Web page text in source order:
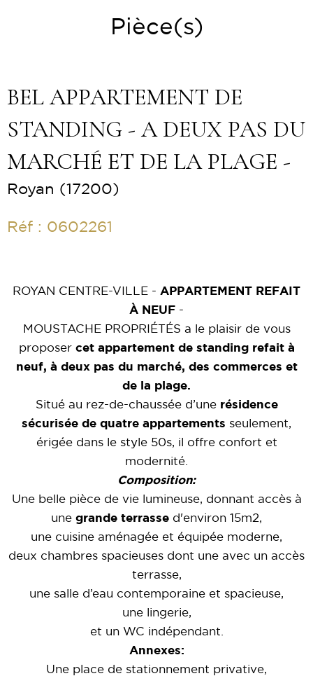
Pièce(s)
BEL APPARTEMENT DE
STANDING - A DEUX PAS DU
MARCHÉ ET DE LA PLAGE -
Royan (17200)
Réf : 0602261
ROYAN CENTRE-VILLE - APPARTEMENT REFAIT
À NEUF -
MOUSTACHE PROPRIÉTÉS a le plaisir de vous
proposer cet appartement de standing refait à
neuf, à deux pas du marché, des commerces et
de la plage.
Situé au rez-de-chaussée d’une résidence
sécurisée de quatre appartements seulement,
érigée dans le style 50s, il offre confort et
modernité.
Composition:
Une belle pièce de vie lumineuse, donnant accès à
une grande terrasse d'environ 15m2,
une cuisine aménagée et équipée moderne,
deux chambres spacieuses dont une avec un accès
terrasse,
une salle d’eau contemporaine et spacieuse,
une lingerie,
et un WC indépendant.
Annexes:
Une place de stationnement privative,